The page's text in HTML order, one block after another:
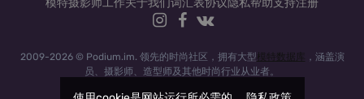
模特摄影师工作关于我们词汇表协议隐私帮助支持注册
2009-2026 © Podium.im. 领先的时尚社区，拥有大型模特数据库
，涵盖演
员、摄影师、造型师及其他时尚行业从业者。